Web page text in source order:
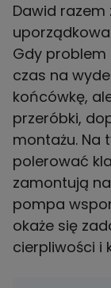
Dawid
Gdy problem
czas na
końcówkę,
przeróbki,
montażu. Na
polerować
zamontują
pompa
okaże się
cierpliwości i